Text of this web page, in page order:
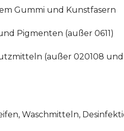
Gummi und Kunstfasern
Pigmenten (außer 0611)
(außer 020108
Waschmitteln,